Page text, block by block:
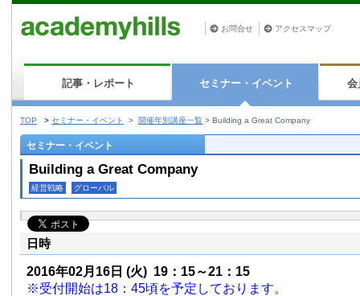
お問合せ アクセスマップ
記事・レポート セミナー・イベント 会
TOP > セミナー・イベント > 開催年別講座一覧 > Building a Great Company
セミナー・イベント
Building a Great Company
経営戦略 グローバル
日時
2016年02月16日 (火) 19：15～21：15
※受付開始は18：45頃を予定しております。